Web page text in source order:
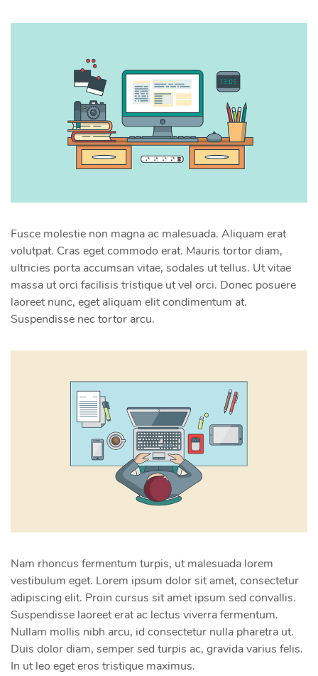
Fusce molestie non magna ac malesuada. Aliquam erat
volutpat. Cras eget commodo erat. Mauris tortor diam,
ultricies porta accumsan vitae, sodales ut tellus. Ut vitae
massa ut orci facilisis tristique ut vel orci. Donec posuere
laoreet nunc, eget aliquam elit condimentum at.
Suspendisse nec tortor arcu.
Nam rhoncus fermentum turpis, ut malesuada lorem
vestibulum eget. Lorem ipsum dolor sit amet, consectetur
adipiscing elit. Proin cursus sit amet ipsum sed convallis.
Suspendisse laoreet erat ac lectus viverra fermentum.
Nullam mollis nibh arcu, id consectetur nulla pharetra ut.
Duis dolor diam, semper sed turpis ac, gravida varius felis.
In ut leo eget eros tristique maximus.